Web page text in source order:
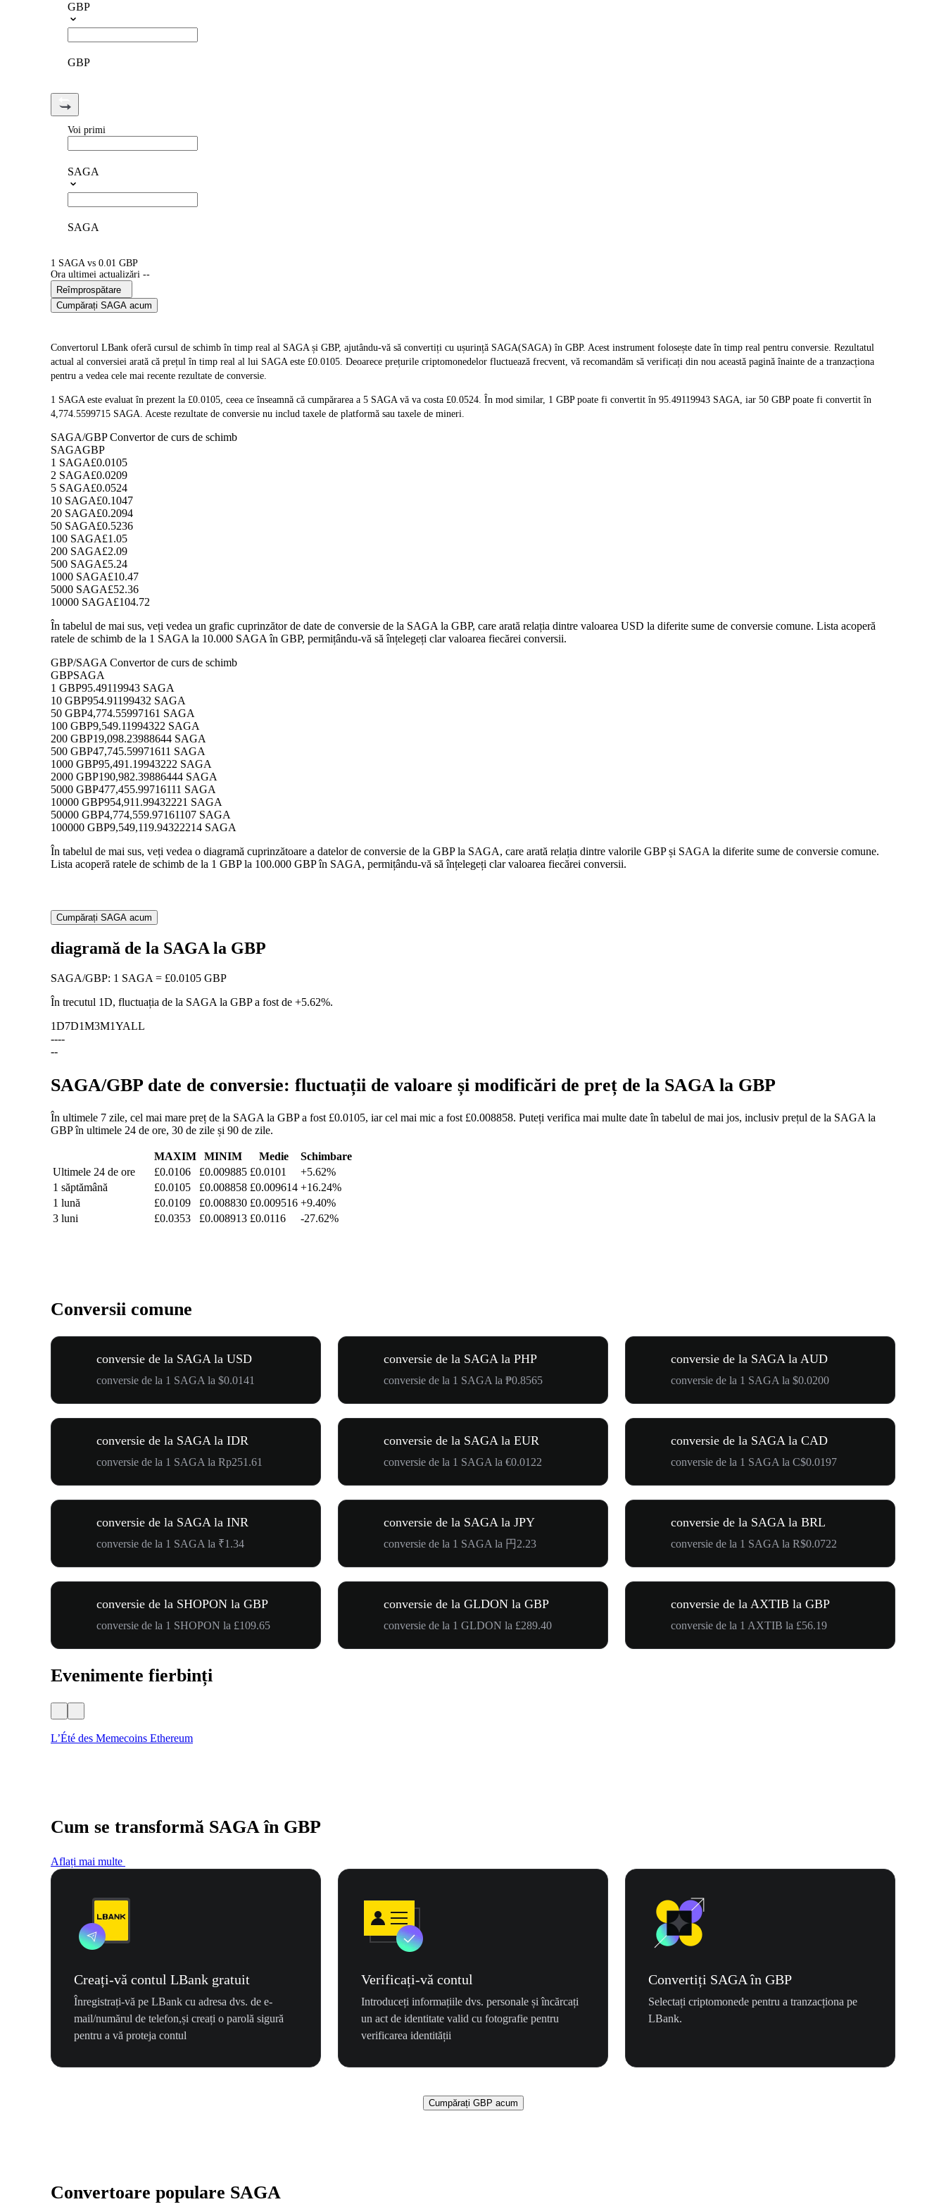
GBP
GBP
Voi primi
SAGA
SAGA
1 SAGA vs 0.01 GBP
Ora ultimei actualizări --
Reîmprospătare
Cumpărați SAGA acum
Convertorul LBank oferă cursul de schimb în timp real al SAGA și GBP, ajutându-vă să convertiți cu ușurință SAGA(SAGA) în GBP. Acest instrument folosește date în timp real pentru conversie. Rezultatul
actual al conversiei arată că prețul în timp real al lui SAGA este £0.0105. Deoarece prețurile criptomonedelor fluctuează frecvent, vă recomandăm să verificați din nou această pagină înainte de a tranzacționa
pentru a vedea cele mai recente rezultate de conversie.
1 SAGA este evaluat în prezent la £0.0105, ceea ce înseamnă că cumpărarea a 5 SAGA vă va costa £0.0524. În mod similar, 1 GBP poate fi convertit în 95.49119943 SAGA, iar 50 GBP poate fi convertit în
4,774.5599715 SAGA. Aceste rezultate de conversie nu includ taxele de platformă sau taxele de mineri.
SAGA/GBP Convertor de curs de schimb
SAGAGBP
1 SAGA£0.0105
2 SAGA£0.0209
5 SAGA£0.0524
10 SAGA£0.1047
20 SAGA£0.2094
50 SAGA£0.5236
100 SAGA£1.05
200 SAGA£2.09
500 SAGA£5.24
1000 SAGA£10.47
5000 SAGA£52.36
10000 SAGA£104.72
În tabelul de mai sus, veți vedea un grafic cuprinzător de date de conversie de la SAGA la GBP, care arată relația dintre valoarea USD la diferite sume de conversie comune. Lista acoperă
ratele de schimb de la 1 SAGA la 10.000 SAGA în GBP, permițându-vă să înțelegeți clar valoarea fiecărei conversii.
GBP/SAGA Convertor de curs de schimb
GBPSAGA
1 GBP95.49119943 SAGA
10 GBP954.91199432 SAGA
50 GBP4,774.55997161 SAGA
100 GBP9,549.11994322 SAGA
200 GBP19,098.23988644 SAGA
500 GBP47,745.59971611 SAGA
1000 GBP95,491.19943222 SAGA
2000 GBP190,982.39886444 SAGA
5000 GBP477,455.99716111 SAGA
10000 GBP954,911.99432221 SAGA
50000 GBP4,774,559.97161107 SAGA
100000 GBP9,549,119.94322214 SAGA
În tabelul de mai sus, veți vedea o diagramă cuprinzătoare a datelor de conversie de la GBP la SAGA, care arată relația dintre valorile GBP și SAGA la diferite sume de conversie comune.
Lista acoperă ratele de schimb de la 1 GBP la 100.000 GBP în SAGA, permițându-vă să înțelegeți clar valoarea fiecărei conversii.
Cumpărați SAGA acum
diagramă de la SAGA la GBP
SAGA/GBP: 1 SAGA = £0.0105 GBP
În trecutul 1D, fluctuația de la SAGA la GBP a fost de +5.62%.
1D7D1M3M1YALL
----
--
SAGA/GBP date de conversie: fluctuații de valoare și modificări de preț de la SAGA la GBP
În ultimele 7 zile, cel mai mare preț de la SAGA la GBP a fost £0.0105, iar cel mai mic a fost £0.008858. Puteți verifica mai multe date în tabelul de mai jos, inclusiv prețul de la SAGA la
GBP în ultimele 24 de ore, 30 de zile și 90 de zile.
MAXIM MINIM Medie
Schimbare
Ultimele 24 de ore
£0.0106 £0.009885 £0.0101
+5.62%
1 săptămână
£0.0105 £0.008858 £0.009614 +16.24%
1 lună
£0.0109 £0.008830 £0.009516 +9.40%
3 luni
£0.0353 £0.008913 £0.0116 -27.62%
Conversii comune
conversie de la SAGA la USD
conversie de la 1 SAGA la $0.0141
conversie de la SAGA la PHP
conversie de la 1 SAGA la ₱0.8565
conversie de la SAGA la AUD
conversie de la 1 SAGA la $0.0200
conversie de la SAGA la IDR
conversie de la 1 SAGA la Rp251.61
conversie de la SAGA la EUR
conversie de la 1 SAGA la €0.0122
conversie de la SAGA la CAD
conversie de la 1 SAGA la C$0.0197
conversie de la SAGA la INR
conversie de la 1 SAGA la ₹1.34
conversie de la SAGA la JPY
conversie de la 1 SAGA la 円2.23
conversie de la SAGA la BRL
conversie de la 1 SAGA la R$0.0722
conversie de la SHOPON la GBP
conversie de la 1 SHOPON la £109.65
conversie de la GLDON la GBP
conversie de la 1 GLDON la £289.40
conversie de la AXTIB la GBP
conversie de la 1 AXTIB la £56.19
Evenimente fierbinți
L’Été des Memecoins Ethereum
Cum se transformă SAGA în GBP
Aflați mai multe
Creați-vă contul LBank gratuit
Înregistrați-vă pe LBank cu adresa dvs. de e-
mail/numărul de telefon,și creați o parolă sigură
pentru a vă proteja contul
Verificați-vă contul
Introduceți informațiile dvs. personale și încărcați
un act de identitate valid cu fotografie pentru
verificarea identității
Convertiți SAGA în GBP
Selectați criptomonede pentru a tranzacționa pe
LBank.
Cumpărați GBP acum
Convertoare populare SAGA